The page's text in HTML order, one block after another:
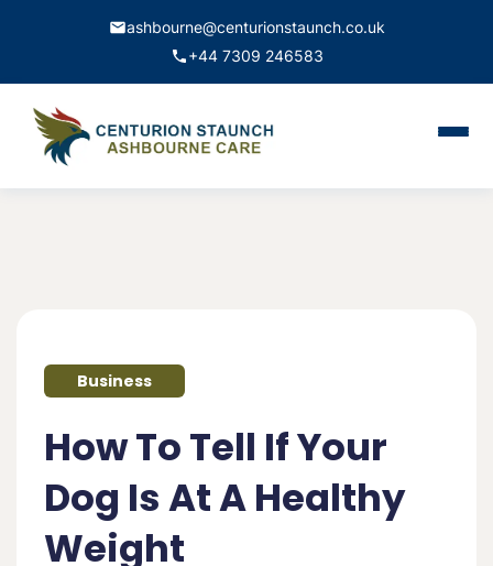
ashbourne@centurionstaunch.co.uk
+44 7309 246583
Business
How To Tell If Your
Dog Is At A Healthy
Weight